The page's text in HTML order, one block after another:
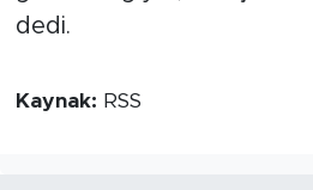
dedi.
Kaynak: RSS